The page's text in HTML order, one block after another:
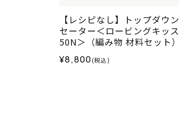
【レシピなし】トップダウン
セーター＜ロービングキッス
50N＞（編み物 材料セット）
¥8,800(税込)